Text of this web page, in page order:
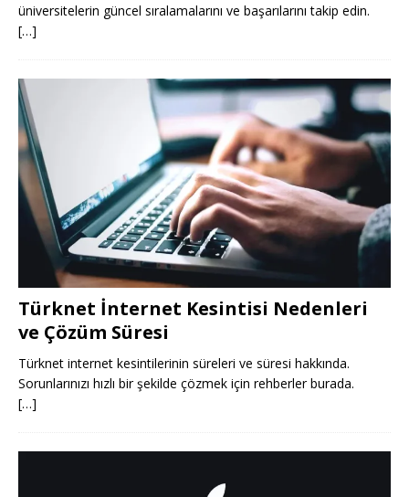
üniversitelerin güncel sıralamalarını ve başarılarını takip edin.
[…]
Türknet İnternet Kesintisi Nedenleri
ve Çözüm Süresi
Türknet internet kesintilerinin süreleri ve süresi hakkında.
Sorunlarınızı hızlı bir şekilde çözmek için rehberler burada.
[…]